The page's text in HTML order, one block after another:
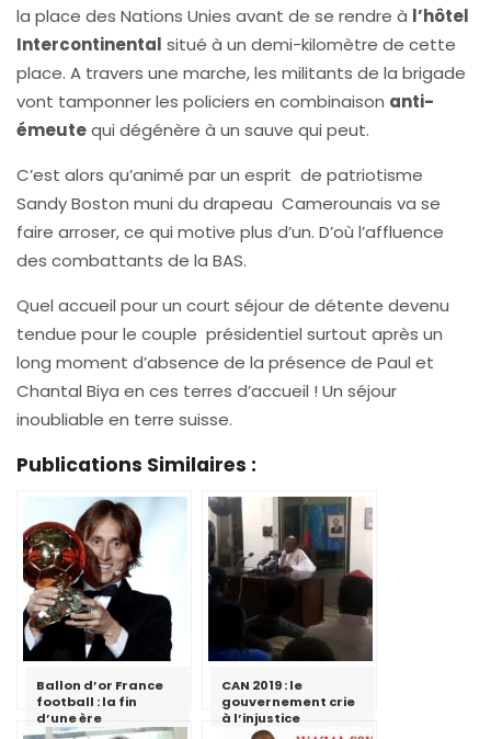
la place des Nations Unies avant de se rendre à l’hôtel
Intercontinental situé à un demi-kilomètre de cette
place. A travers une marche, les militants de la brigade
vont tamponner les policiers en combinaison anti-
émeutequi dégénère à un sauve qui peut.
C’est alors qu’animé par un esprit de patriotisme
Sandy Boston muni du drapeau Camerounais va se
faire arroser, ce qui motive plus d’un. D’où l’affluence
des combattants de la BAS.
Quel accueil pour un court séjour de détente devenu
tendue pour le couple présidentiel surtout après un
long moment d’absence de la présence de Paul et
Chantal Biya en ces terres d’accueil ! Un séjour
inoubliable en terre suisse.
Publications Similaires :
Ballon d’or France
football : la fin
d’une ère
CAN 2019 : le
gouvernement crie
à l’injustice